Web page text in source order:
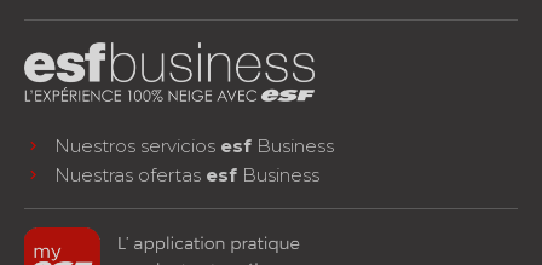
Nuestros servicios esf Business
Nuestras ofertas esf Business